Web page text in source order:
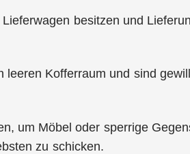
besitzen und
Kofferraum und sind
um Möbel oder sperrige
zu schicken.